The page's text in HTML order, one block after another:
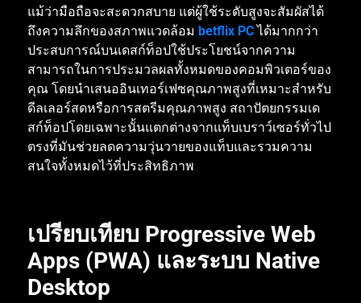
แม้ว่ามือถือจะสะดวกสบาย แต่ผู้ใช้ระดับสูงจะสัมผัสได้
ถึงความลึกของสภาพแวดล้อม betflix PC ได้มากกว่า
ประสบการณ์บนเดสก์ท็อปใช้ประโยชน์จากความ
สามารถในการประมวลผลทั้งหมดของคอมพิวเตอร์ของ
คุณ โดยนำเสนออินเทอร์เฟซคุณภาพสูงที่เหมาะสำหรับ
ดีลเลอร์สดหรือการสตรีมคุณภาพสูง สถาปัตยกรรมเด
สก์ท็อปโดยเฉพาะนั้นแตกต่างจากแท็บเบราว์เซอร์ทั่วไป
ตรงที่มันช่วยลดความวุ่นวายของแท็บและรวมความ
สนใจทั้งหมดไว้ที่ประสิทธิภาพ
เปรียบเทียบ Progressive Web
Apps (PWA) และระบบ Native
Desktop